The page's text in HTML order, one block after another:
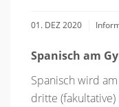
01. DEZ 2020
Spanisch am
Spanisch wird
dritte